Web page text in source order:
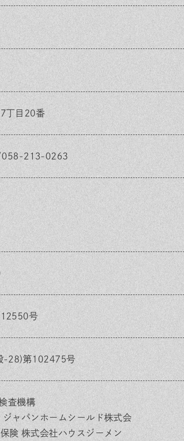
丁目20番
213-0263
12550号
-28)第102475号
査機構
ャパンホームシールド株式会
険 株式会社ハウスジーメン